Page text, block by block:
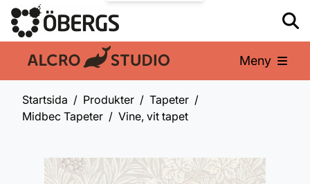
En del av: Meny
Startsida Produkter
Tapeter
Midbec Tapeter
Vine, vit tapet